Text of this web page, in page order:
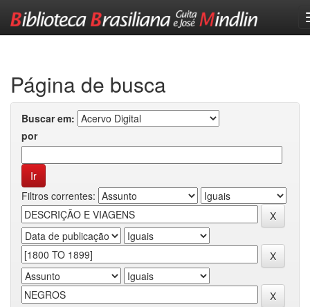
Página de busca
Buscar em:
por
Filtros correntes: